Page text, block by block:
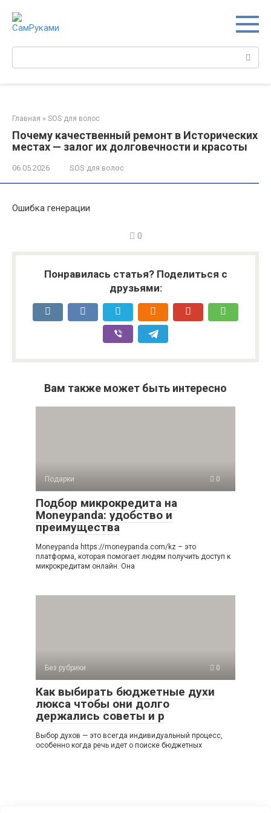
контенту
Главная » SOS для волос
Почему качественный ремонт в Исторических
местах — залог их долговечности и красоты
06.05.2026 SOS для волос
Ошибка генерации
0
Понравилась статья? Поделиться с
друзьями:
Вам также может быть интересно
Подарки 0
Подбор микрокредита на
Moneypanda: удобство и
преимущества
Moneypanda https://moneypanda.com/kz – это
платформа, которая помогает людям получить доступ к
микрокредитам онлайн. Она
Без рубрики 0
Как выбирать бюджетные духи
люкса чтобы они долго
держались советы и р
Выбор духов — это всегда индивидуальный процесс,
особенно когда речь идет о поиске бюджетных